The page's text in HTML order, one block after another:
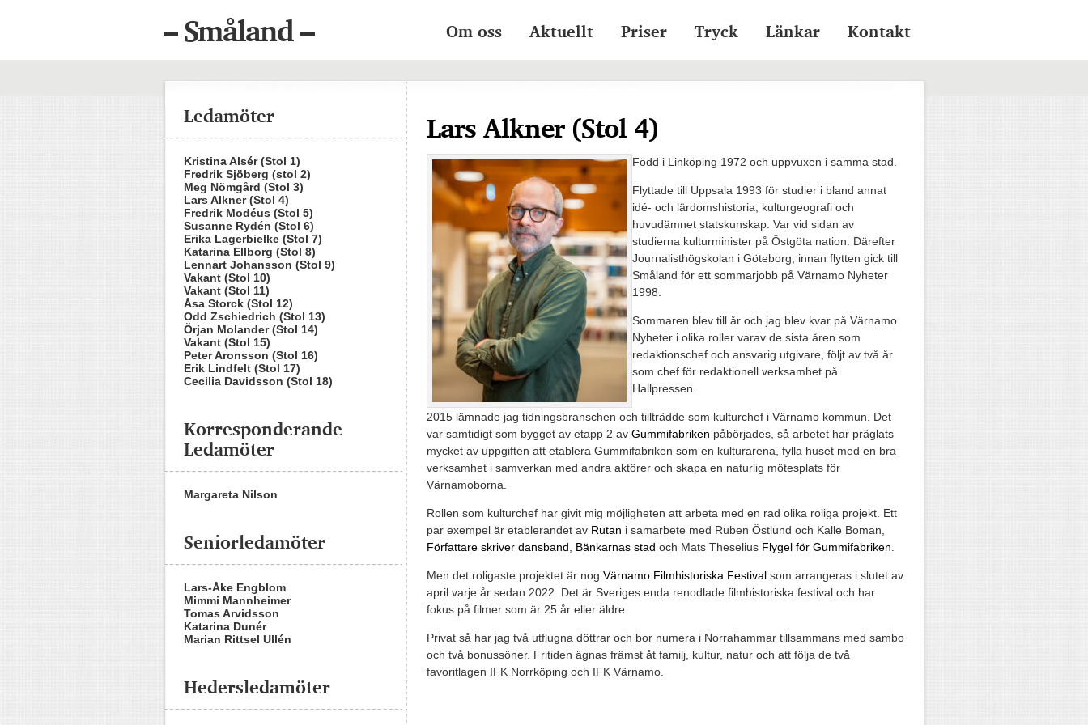
– Småland – Om oss Aktuellt Priser Tryck Länkar Kontakt
Lars Alkner (Stol 4)
Född i Linköping 1972 och uppvuxen i samma stad.
Flyttade till Uppsala 1993 för studier i bland annat
idé- och lärdomshistoria, kulturgeografi och
huvudämnet statskunskap. Var vid sidan av
studierna kulturminister på Östgöta nation. Därefter
Journalisthögskolan i Göteborg, innan flytten gick till
Småland för ett sommarjobb på Värnamo Nyheter
1998.
Sommaren blev till år och jag blev kvar på Värnamo
Nyheter i olika roller varav de sista åren som
redaktionschef och ansvarig utgivare, följt av två år
som chef för redaktionell verksamhet på
Hallpressen.
2015 lämnade jag tidningsbranschen och tillträdde som kulturchef i Värnamo kommun. Det
var samtidigt som bygget av etapp 2 av Gummifabriken påbörjades, så arbetet har präglats
mycket av uppgiften att etablera Gummifabriken som en kulturarena, fylla huset med en bra
verksamhet i samverkan med andra aktörer och skapa en naturlig mötesplats för
Värnamoborna.
Rollen som kulturchef har givit mig möjligheten att arbeta med en rad olika roliga projekt. Ett
par exempel är etablerandet av Rutan i samarbete med Ruben Östlund och Kalle Boman,
Författare skriver dansband
Bänkarnas stad och Mats Theselius Flygel för Gummifabriken
Men det roligaste projektet är nog Värnamo Filmhistoriska Festival som arrangeras i slutet av
april varje år sedan 2022. Det är Sveriges enda renodlade filmhistoriska festival och har
fokus på filmer som är 25 år eller äldre.
Privat så har jag två utflugna döttrar och bor numera i Norrahammar tillsammans med sambo
och två bonussöner. Fritiden ägnas främst åt familj, kultur, natur och att följa de två
favoritlagen IFK Norrköping och IFK Värnamo.
Ledamöter
Kristina Alsér (Stol 1)
Fredrik Sjöberg (stol 2)
Meg Nömgård (Stol 3)
Lars Alkner (Stol 4)
Fredrik Modéus (Stol 5)
Susanne Rydén (Stol 6)
Erika Lagerbielke (Stol 7)
Katarina Ellborg (Stol 8)
Lennart Johansson (Stol 9)
Vakant (Stol 10)
Vakant (Stol 11)
Åsa Storck (Stol 12)
Odd Zschiedrich (Stol 13)
Örjan Molander (Stol 14)
Vakant (Stol 15)
Peter Aronsson (Stol 16)
Erik Lindfelt (Stol 17)
Cecilia Davidsson (Stol 18)
Korresponderande
Ledamöter
Margareta Nilson
Seniorledamöter
Lars-Åke Engblom
Mimmi Mannheimer
Tomas Arvidsson
Katarina Dunér
Marian Rittsel Ullén
Hedersledamöter